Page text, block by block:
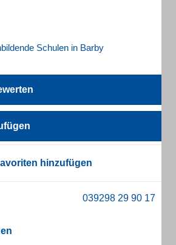
Schulen in Barby
hinzufügen